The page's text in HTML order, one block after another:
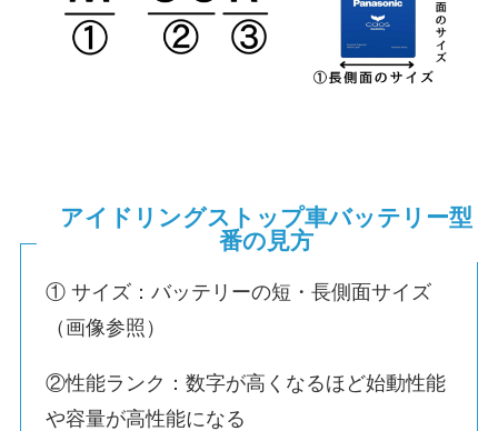
アイドリングストップ車バッテリー型
番の見方
① サイズ：バッテリーの短・長側面サイズ
（画像参照）
②性能ランク：数字が高くなるほど始動性能
や容量が高性能になる